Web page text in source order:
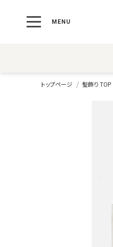
トップページ 髪飾り TOP